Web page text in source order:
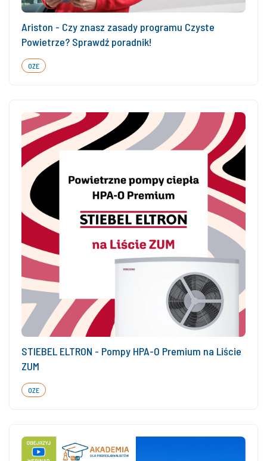
Ariston - Czy znasz zasady programu Czyste
Powietrze? Sprawdź poradnik!
OZE
STIEBEL ELTRON - Pompy HPA-O Premium na Liście
ZUM
OZE